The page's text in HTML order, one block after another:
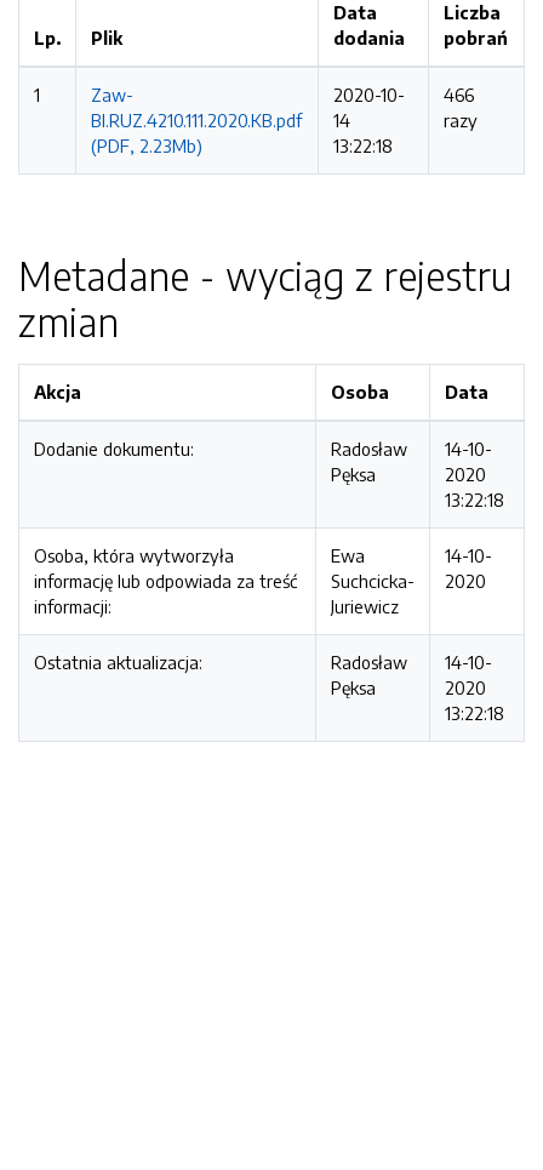
Lp. Plik
Data
dodania
Liczba
pobrań
1
Zaw-
BI.RUZ.4210.111.2020.KB.pdf
(PDF, 2.23Mb)
2020-10-
14
13:22:18
466
razy
Metadane - wyciąg z rejestru
zmian
Akcja Osoba Data
Dodanie dokumentu:
Radosław
Pęksa
14-10-
2020
13:22:18
Osoba, która wytworzyła
informację lub odpowiada za treść
informacji:
Ewa
Suchcicka-
Juriewicz
14-10-
2020
Ostatnia aktualizacja:
Radosław
Pęksa
14-10-
2020
13:22:18